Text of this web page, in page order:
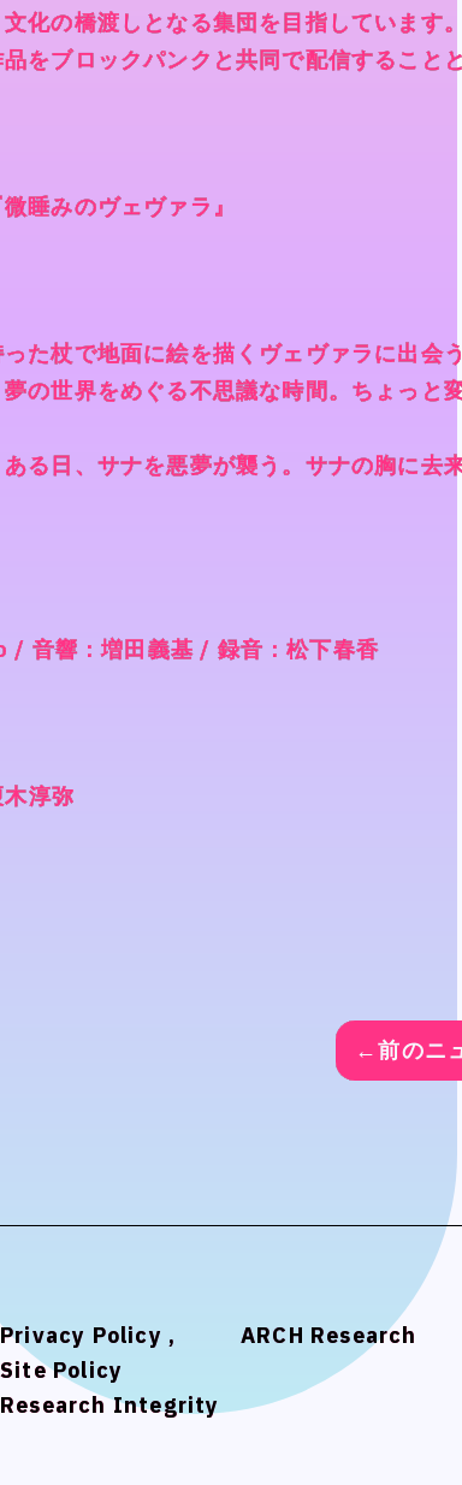
化の橋渡しとなる集団を目指しています
をブロックパンクと共同で配信すること
睡みのヴェヴァラ』
た杖で地面に絵を描くヴェヴァラに出会う
の世界をめぐる不思議な時間。ちょっと
る日、サナを悪夢が襲う。サナの胸に去
音響：増田義基 / 録音：松下春香
淳弥
←前のニ
Privacy Policy ,
Site Policy
Research Integrity
ARCH Research
化の橋渡しとなる集団を目指しています
をブロックパンクと共同で配信すること
睡みのヴェヴァラ』
た杖で地面に絵を描くヴェヴァラに出会う
の世界をめぐる不思議な時間。ちょっと
る日、サナを悪夢が襲う。サナの胸に去
音響：増田義基 / 録音：松下春香
淳弥
←前のニ
化の橋渡しとなる集団を目指しています
をブロックパンクと共同で配信すること
睡みのヴェヴァラ』
た杖で地面に絵を描くヴェヴァラに出会う
の世界をめぐる不思議な時間。ちょっと
る日、サナを悪夢が襲う。サナの胸に去
音響：増田義基 / 録音：松下春香
淳弥
←前のニ
化の橋渡しとなる集団を目指しています
をブロックパンクと共同で配信すること
睡みのヴェヴァラ』
た杖で地面に絵を描くヴェヴァラに出会う
の世界をめぐる不思議な時間。ちょっと
る日、サナを悪夢が襲う。サナの胸に去
音響：増田義基 / 録音：松下春香
淳弥
←前のニ
Privacy Policy ,
Site Policy
Research Integrity
ARCH Research